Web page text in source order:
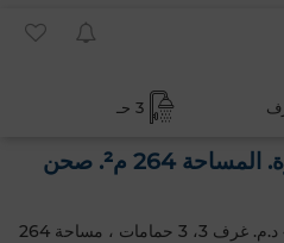
3 حـ
فيلا فاخرة للبيع ب هرهورة. المساحة 264 م². صحن
فيلا راقية للبيع. السعر 4,300,000 د.م. غرف 3، 3 حمامات ، مساحة 264